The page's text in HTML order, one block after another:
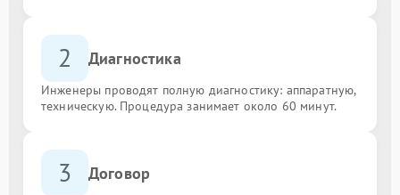
2 Диагностика
Инженеры проводят полную диагностику: аппаратную,
техническую. Процедура занимает около 60 минут.
3 Договор